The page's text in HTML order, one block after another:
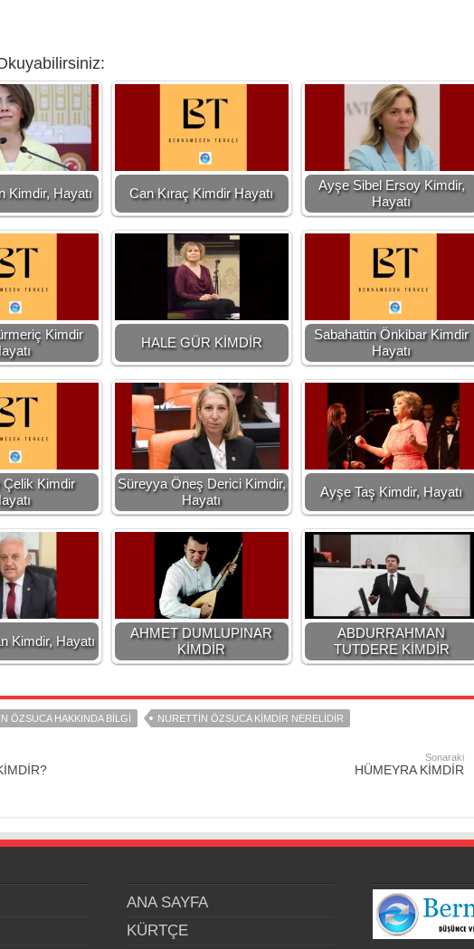
Kimdir, Hayatı Can Kıraç Kimdir Hayatı
Ayşe Sibel Ersoy Kimdir,
Hayatı
Kimdir
HALE GÜR KİMDİR
Sabahattin Önkibar Kimdir
Hayatı
Çelik Kimdir
Süreyya Öneş Derici Kimdir,
Hayatı
Ayşe Taş Kimdir, Hayatı
Kimdir, Hayatı
AHMET DUMLUPINAR
KİMDİR
ABDURRAHMAN
TUTDERE KİMDİR
ÖZSUCA HAKKINDA BİLGİ NURETTİN ÖZSUCA KİMDİR NERELİDİR
Sonaraki
HÜMEYRA KİMDİR
ANA SAYFA
KÜRTÇE